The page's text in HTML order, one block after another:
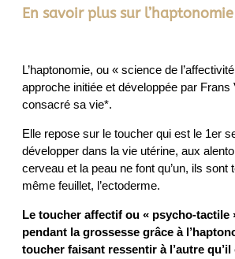
En savoir plus sur l’haptonomie
L’haptonomie, ou « science de
approche initiée et développée par Frans
consacré sa vie*.
Elle repose sur le toucher qui est le 1er
développer dans la vie utérine, aux
cerveau et la peau ne font qu’un, ils sont
même feuillet, l’ectoderme.
Le toucher affectif ou « psycho-tactile
pendant la grossesse grâce à
toucher faisant ressentir à l’autre qu’il